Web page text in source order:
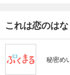
これは恋のは
秘密め